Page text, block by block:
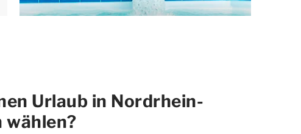
Urlaub in Nordrhein-
wählen?